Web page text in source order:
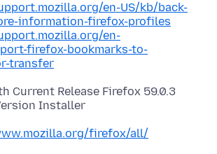
en-US/kb/back-
information-firefox-profiles
en-
firefox-bookmarks-to-
transfer
Current Release Firefox 59.0.3
firefox/all/